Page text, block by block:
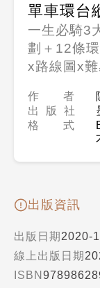
單車環台
一生必騎3
劃＋12條
x路線圖x
作 者
出 版 社
格 式
出版資訊
出版日期 2020-
線上出版日期
ISBN